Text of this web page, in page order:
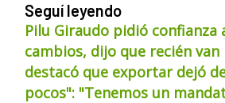
Seguí leyendo
Pilu Giraudo pidió confianza
cambios, dijo que recién
destacó que exportar dejó
pocos": "Tenemos un